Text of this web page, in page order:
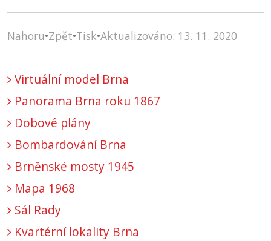
Nahoru•Zpět•Tisk•Aktualizováno: 13. 11. 2020
Virtuální model Brna
Panorama Brna roku 1867
Dobové plány
Bombardování Brna
Brněnské mosty 1945
Mapa 1968
Sál Rady
Kvartérní lokality Brna